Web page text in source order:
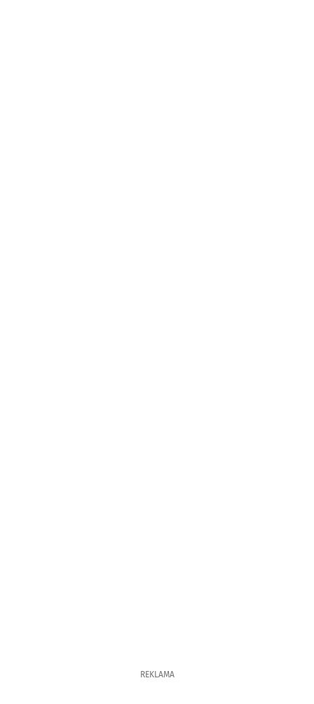
REKLAMA